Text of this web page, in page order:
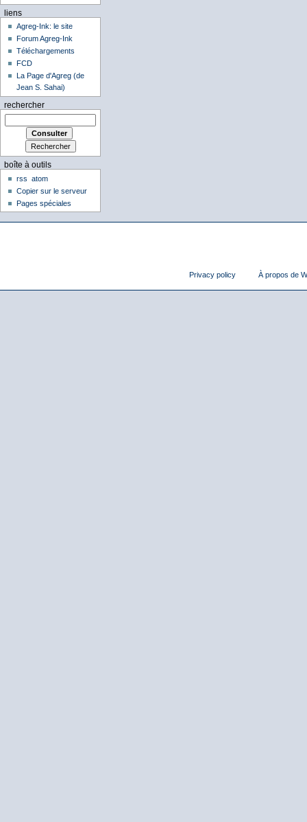
liens
Agreg-Ink: le site
Forum Agreg-Ink
Téléchargements
FCD
La Page d'Agreg (de
Jean S. Sahai)
rechercher
boîte à outils
rss
atom
Copier sur le serveur
Pages spéciales
Privacy policy À propos de